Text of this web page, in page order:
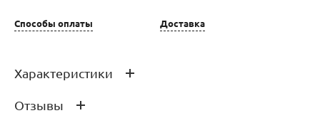
Способы оплаты Доставка
Характеристики
Размер Латексного Шара
Отзывы